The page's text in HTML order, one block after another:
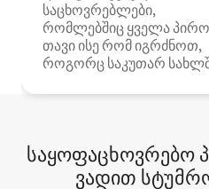
საცხოვრებლები,
რომლებშიც ყველა
თავი ისე რომ იგრძნოთ,
როგორც საკუთარ
საყოფაცხოვრებო
ვადით